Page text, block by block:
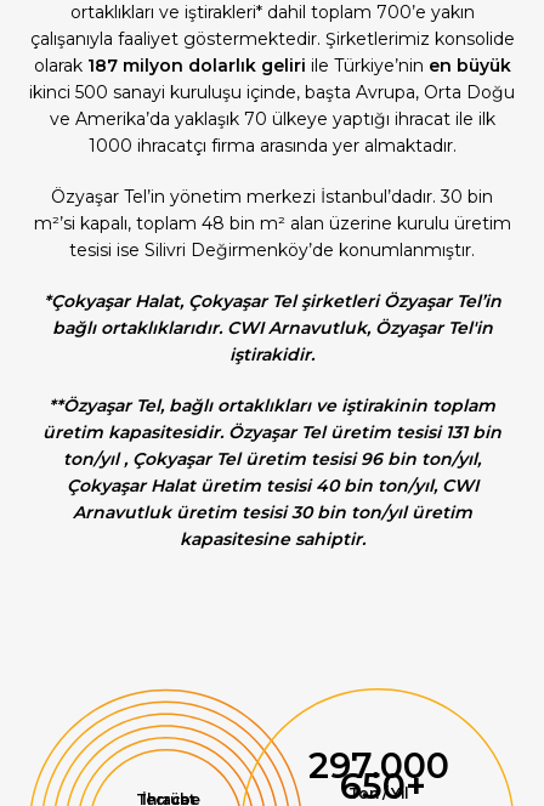
ortaklıkları ve iştirakleri* dahil toplam 700’e yakın
çalışanıyla faaliyet göstermektedir. Şirketlerimiz konsolide
olarak 187 milyon dolarlık geliri ile Türkiye’nin en büyük
ikinci 500 sanayi kuruluşu içinde, başta Avrupa, Orta Doğu
ve Amerika’da yaklaşık 70 ülkeye yaptığı ihracat ile ilk
1000 ihracatçı firma arasında yer almaktadır.
Özyaşar Tel’in yönetim merkezi İstanbul’dadır. 30 bin
m²’si kapalı, toplam 48 bin m² alan üzerine kurulu üretim
tesisi ise Silivri Değirmenköy’de konumlanmıştır.
*Çokyaşar Halat, Çokyaşar Tel şirketleri Özyaşar Tel’in
bağlı ortaklıklarıdır. CWI Arnavutluk, Özyaşar Tel'in
iştirakidir.
**Özyaşar Tel, bağlı ortaklıkları ve iştirakinin toplam
üretim kapasitesidir. Özyaşar Tel üretim tesisi 131 bin
ton/yıl , Çokyaşar Tel üretim tesisi 96 bin ton/yıl,
Çokyaşar Halat üretim tesisi 40 bin ton/yıl, CWI
Arnavutluk üretim tesisi 30 bin ton/yıl üretim
kapasitesine sahiptir.
İhracat
297.000
Ton / Yıl
Tecrübe 650+